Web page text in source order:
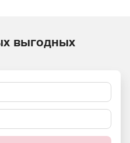
Федерации.
выгодных